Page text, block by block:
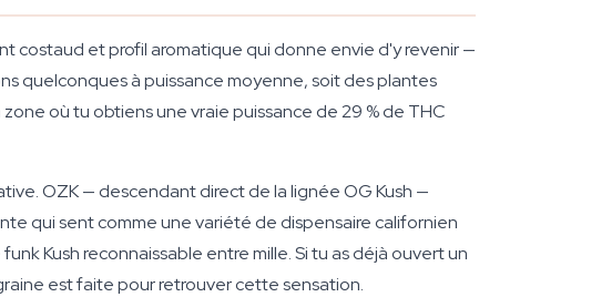
costaud et profil aromatique qui donne envie d'y revenir —
quelconques à puissance moyenne, soit des plantes
zone où tu obtiens une vraie puissance de 29 % de THC
OZK — descendant direct de la lignée OG Kush —
qui sent comme une variété de dispensaire californien
Kush reconnaissable entre mille. Si tu as déjà ouvert un
est faite pour retrouver cette sensation.